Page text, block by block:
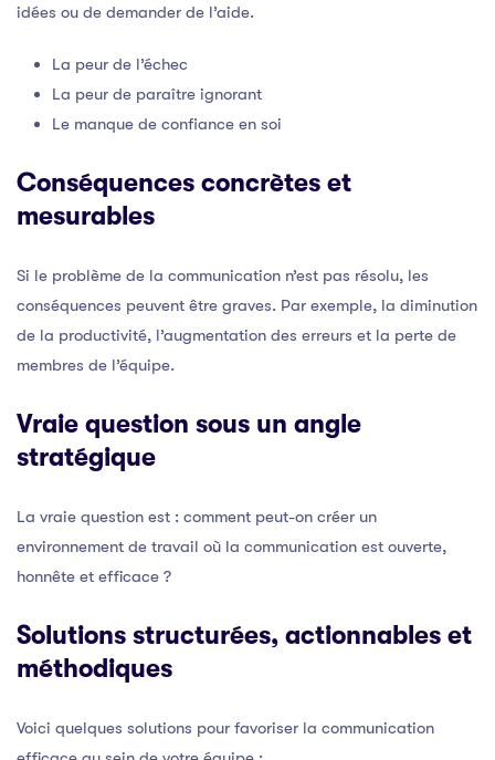
idées ou de demander de l’aide.
La peur de l’échec
La peur de paraître ignorant
Le manque de confiance en soi
Conséquences concrètes et
mesurables
Si le problème de la communication n’est pas résolu, les
conséquences peuvent être graves. Par exemple, la diminution
de la productivité, l’augmentation des erreurs et la perte de
membres de l’équipe.
Vraie question sous un angle
stratégique
La vraie question est : comment peut-on créer un
environnement de travail où la communication est ouverte,
honnête et efficace ?
Solutions structurées, actionnables et
méthodiques
Voici quelques solutions pour favoriser la communication